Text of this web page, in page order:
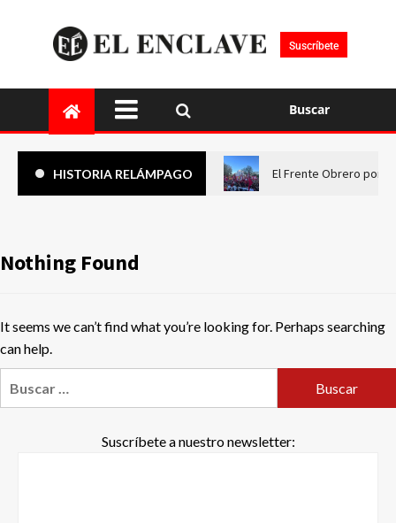
Suscríbete
Buscar
HISTORIA RELÁMPAGO El Frente Obrero pone
Nothing Found
It seems we can’t find what you’re looking for. Perhaps searching
can help.
Suscríbete a nuestro newsletter: